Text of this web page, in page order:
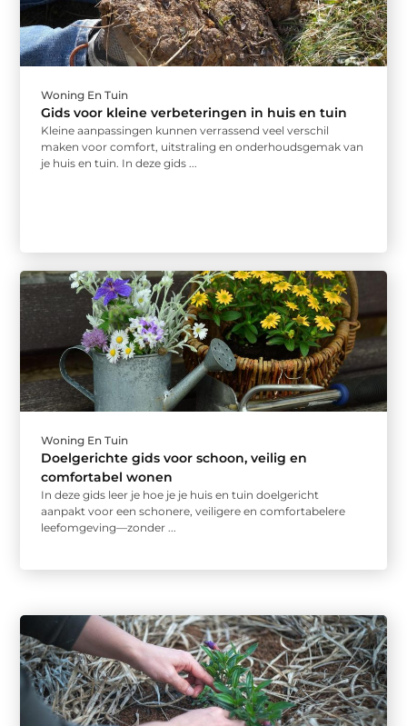
Woning En Tuin
Gids voor kleine verbeteringen in huis en tuin
Kleine aanpassingen kunnen verrassend veel verschil
maken voor comfort, uitstraling en onderhoudsgemak van
je huis en tuin. In deze gids ...
Woning En Tuin
Doelgerichte gids voor schoon, veilig en
comfortabel wonen
In deze gids leer je hoe je je huis en tuin doelgericht
aanpakt voor een schonere, veiligere en comfortabelere
leefomgeving—zonder ...